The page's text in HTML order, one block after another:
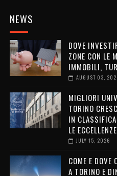
NEWS
DOVE
ZONE CON LE
IMMOBILI,
AUGUST 03,
MIGLIORI
TORINO
IN
LE ECCELLENZE
JULY 15, 2026
COME E DOVE
A TORINO E